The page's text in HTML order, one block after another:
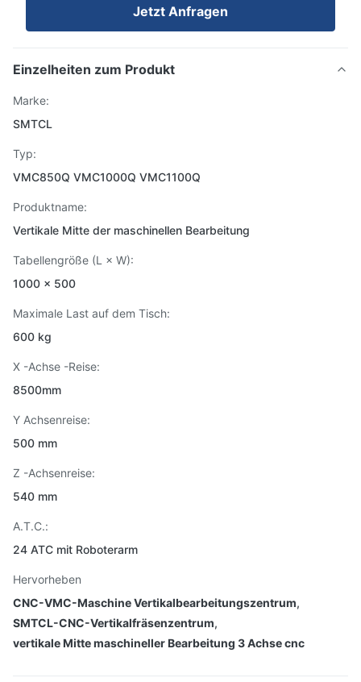
Jetzt Anfragen
Einzelheiten zum Produkt
Marke:
SMTCL
Typ:
VMC850Q VMC1000Q VMC1100Q
Produktname:
Vertikale Mitte der maschinellen Bearbeitung
Tabellengröße (L × W):
1000 × 500
Maximale Last auf dem Tisch:
600 kg
X -Achse -Reise:
8500mm
Y Achsenreise:
500 mm
Z -Achsenreise:
540 mm
A.T.C.:
24 ATC mit Roboterarm
Hervorheben
CNC-VMC-Maschine Vertikalbearbeitungszentrum,
SMTCL-CNC-Vertikalfräsenzentrum,
vertikale Mitte maschineller Bearbeitung 3 Achse cnc